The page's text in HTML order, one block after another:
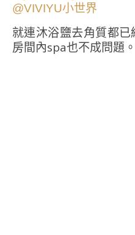
就連沐浴鹽去角質都
房間內spa也不成問題。